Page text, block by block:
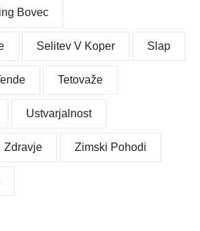
Bovec
Selitev V Koper Slap
Tetovaže
Ustvarjalnost
Zdravje Zimski Pohodi